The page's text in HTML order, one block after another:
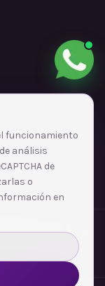
·Terrassa·Badalona
funcionamiento
análisis
de
o
en